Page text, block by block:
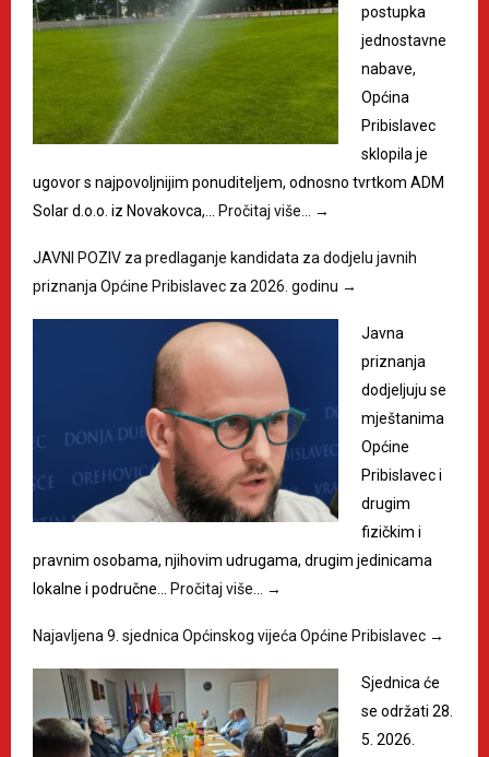
postupka
jednostavne
nabave,
Općina
Pribislavec
sklopila je
ugovor s najpovoljnijim ponuditeljem, odnosno tvrtkom ADM
Solar d.o.o. iz Novakovca,…
Pročitaj više… →
JAVNI POZIV za predlaganje kandidata za dodjelu javnih
priznanja Općine Pribislavec za 2026. godinu →
Javna
priznanja
dodjeljuju se
mještanima
Općine
Pribislavec i
drugim
fizičkim i
pravnim osobama, njihovim udrugama, drugim jedinicama
lokalne i područne…
Pročitaj više… →
Najavljena 9. sjednica Općinskog vijeća Općine Pribislavec →
Sjednica će
se održati 28.
5. 2026.